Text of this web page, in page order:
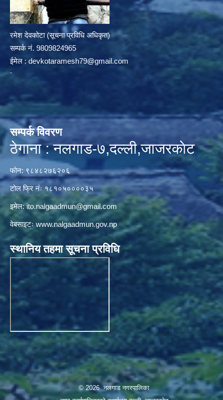
रमेश देवकोटा (सूचना प्रविधि अधिकृत)
सम्पर्क न‌ं. 9809824965
ईमेल : devkotaramesh79@gmail.com
सम्पर्क विवरण
ठेगाना : नलगाड-७,दल्ली,जाजरकाेट
फोन: ९८४८२७६२०६
टोल फ्रि नंः १८१०५००००३५
इमेल:ito.nalgaadmun@gmail.com
वेबसाइटःwww.nalgaadmun.gov.np
स्थानिय तहमा सूचना प्रविधि
© 2026 नलगाड नगरपालिका